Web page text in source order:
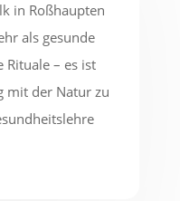
in Roßhaupten
als gesunde
– es ist
mit der Natur zu